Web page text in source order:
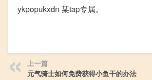
ykpopukxdn 某tap专属。
上一篇
元气骑士如何免费获得小鱼干的办法